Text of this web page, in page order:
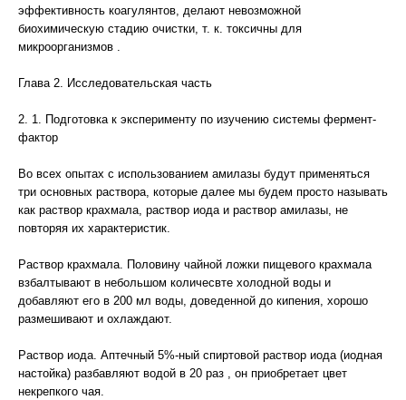
эффективность коагулянтов, делают невозможной
биохимическую стадию очистки, т. к. токсичны для
микроорганизмов .
Глава 2. Исследовательская часть
2. 1. Подготовка к эксперименту по изучению системы фермент-
фактор
Во всех опытах с использованием амилазы будут применяться
три основных раствора, которые далее мы будем просто называть
как раствор крахмала, раствор иода и раствор амилазы, не
повторяя их характеристик.
Раствор крахмала. Половину чайной ложки пищевого крахмала
взбалтывают в небольшом количесвте холодной воды и
добавляют его в 200 мл воды, доведенной до кипения, хорошо
размешивают и охлаждают.
Раствор иода. Аптечный 5%-ный спиртовой раствор иода (иодная
настойка) разбавляют водой в 20 раз , он приобретает цвет
некрепкого чая.